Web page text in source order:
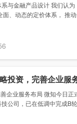
与金融产品设计 我们认
、动态的定价体系， 推
投资，完善企业服
企业服务布局 微知今日
公司，已在低调中完成B